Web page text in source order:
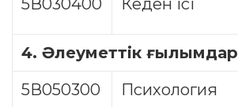
5В030400 Кеден ісі
4. Әлеуметтік ғылымдар
5В050300
Психология